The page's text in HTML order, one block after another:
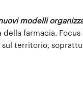
modelli
farmacia.
territorio,